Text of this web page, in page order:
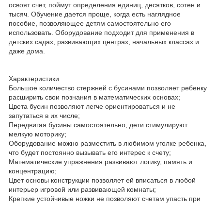
освоят счет, поймут определения единиц, десятков, сотен и
тысяч. Обучение дается проще, когда есть наглядное
пособие, позволяющее детям самостоятельно его
использовать. Оборудование подходит для применения в
детских садах, развивающих центрах, начальных классах и
даже дома.
Характеристики
Большое количество стержней с бусинами позволяет ребенку
расширить свои познания в математических основах;
Цвета бусин позволяют легче ориентироваться и не
запутаться в их числе;
Передвигая бусины самостоятельно, дети стимулируют
мелкую моторику;
Оборудование можно разместить в любимом уголке ребенка,
что будет постоянно вызывать его интерес к счету;
Математические упражнения развивают логику, память и
концентрацию;
Цвет основы конструкции позволяет ей вписаться в любой
интерьер игровой или развивающей комнаты;
Крепкие устойчивые ножки не позволяют счетам упасть при